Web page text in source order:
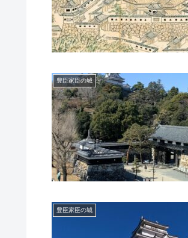
豊臣家臣の城
豊臣家臣の城